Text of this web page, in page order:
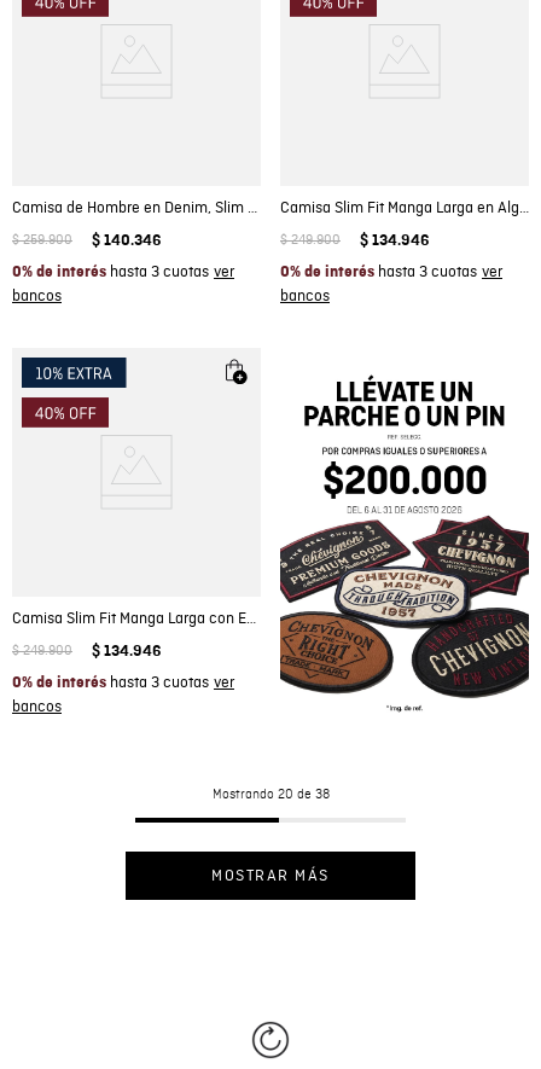
Camisa de Hombre en Denim, Slim Fit Manga Larga - Azul Claro
$ 259.900 $ 140.346
0% de interés hasta 3 cuotas
Camisa Slim Fit Manga Larga en Algodón con efecto de rayas para Hombre
$ 249.900 $ 134.946
0% de interés hasta 3 cuotas
Camisa Slim Fit Manga Larga con Estampado de Rayas para Hombre
$ 249.900 $ 134.946
0% de interés hasta 3 cuotas
Mostrando 20 de 38
MOSTRAR MÁS